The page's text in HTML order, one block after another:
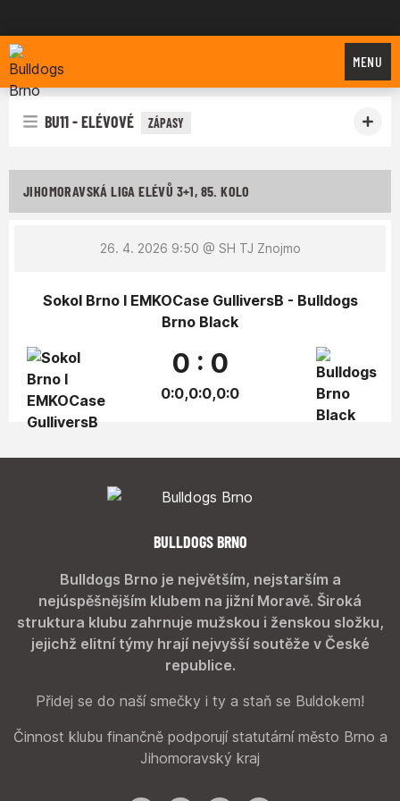
Bulldogs Brno
MENU
BU11 - ELÉVOVÉ ZÁPASY
JIHOMORAVSKÁ LIGA ELÉVŮ 3+1, 85. KOLO
26. 4. 2026 9:50 @ SH TJ Znojmo
Sokol Brno I EMKOCase GulliversB - Bulldogs
Brno Black
0 : 0
0:0,0:0,0:0
BULLDOGS BRNO
Bulldogs Brno je největším, nejstarším a
nejúspěšnějším klubem na jižní Moravě. Široká
struktura klubu zahrnuje mužskou i ženskou složku,
jejichž elitní týmy hrají nejvyšší soutěže v České
republice.
Přidej se do naší smečky i ty a staň se Buldokem!
Činnost klubu finančně podporují statutární město Brno a
Jihomoravský kraj